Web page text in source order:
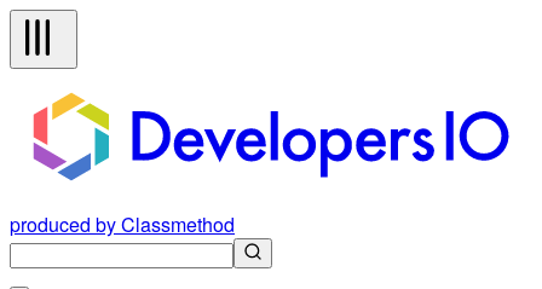
produced by Classmethod